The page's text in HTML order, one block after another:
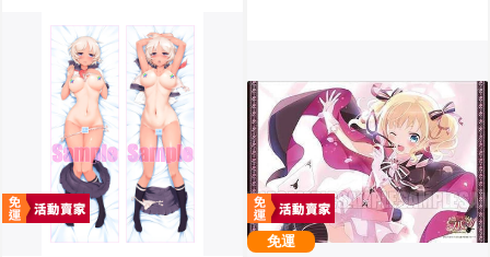
免運